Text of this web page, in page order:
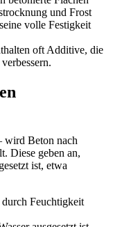
und Frost
volle Festigkeit
oft Additive, die
wird Beton nach
Diese geben an,
ist, etwa
Feuchtigkeit